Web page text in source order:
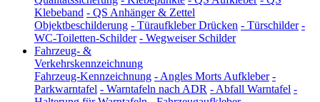
Klebeband - QS Anhänger & Zettel
Objektbeschilderung - Türaufkleber Drücken - Türschilder -
WC-Toiletten-Schilder - Wegweiser Schilder
Fahrzeug- &
Verkehrskennzeichnung
Fahrzeug-Kennzeichnung - Angles Morts Aufkleber -
Parkwarntafel - Warntafeln nach ADR - Abfall Warntafel -